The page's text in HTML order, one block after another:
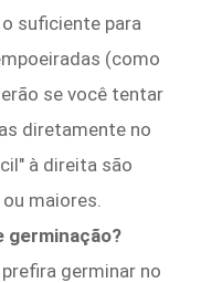
suficiente para
(como
se você tentar
diretamente no
à direita são
maiores.
germinação?
germinar no